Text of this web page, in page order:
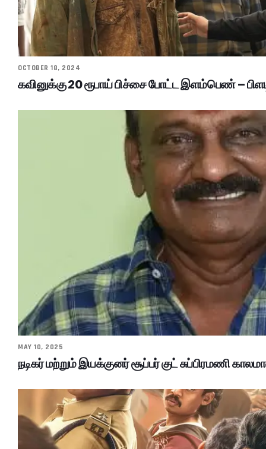
OCTOBER 18, 2024
கவினுக்கு 20 ரூபாய் பிச்சை போட்ட இளம்பெண் –
MAY 10, 2025
நடிகர் மற்றும் இயக்குனர் சூப்பர் குட் சுப்பிரமணி